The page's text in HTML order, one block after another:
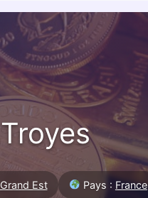
Troyes
Grand Est Pays : France